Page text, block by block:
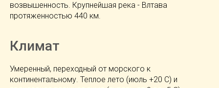
возвышенность. Крупнейшая река - Влтава
протяженностью 440 км.
Климат
Умеренный, переходный от морского к
континентальному. Теплое лето (июль +20 С) и